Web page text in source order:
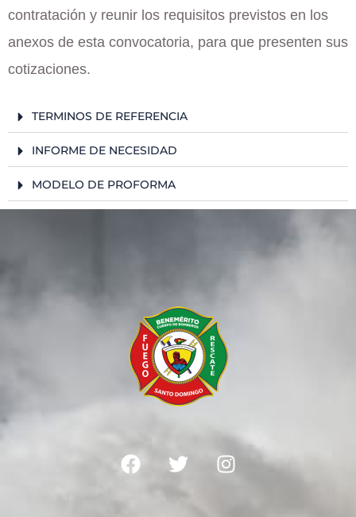
contratación y reunir los requisitos previstos en los
anexos de esta convocatoria, para que presenten sus
cotizaciones.
TERMINOS DE REFERENCIA
INFORME DE NECESIDAD
MODELO DE PROFORMA